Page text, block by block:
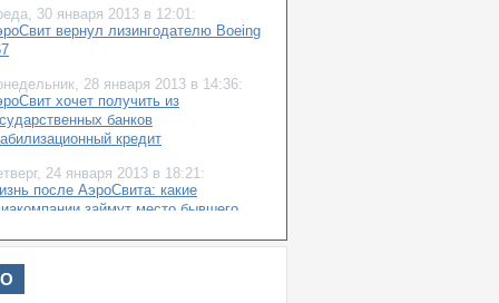
30 января 2013 в 12:01:
вернул лизингодателю Boeing
28 января 2013 в 14:36:
хочет получить из
банков
кредит
24 января 2013 в 18:21:
после АэроСвита: какие
займут место бывшего
суд перенес заседание по делу о
АэроСвита на 15 февраля